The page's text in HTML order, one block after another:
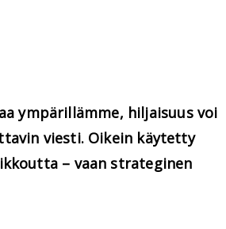
ympärillämme, hiljaisuus voi
viesti. Oikein käytetty
– vaan strateginen